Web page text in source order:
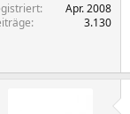
Apr. 2008
3.130